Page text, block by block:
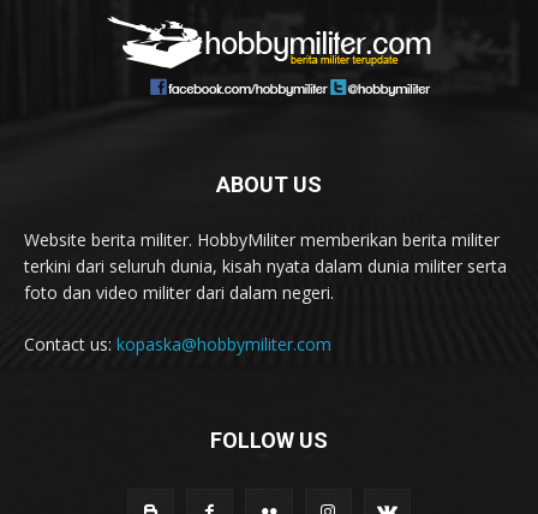
ABOUT US
Website berita militer. HobbyMiliter memberikan berita militer
terkini dari seluruh dunia, kisah nyata dalam dunia militer serta
foto dan video militer dari dalam negeri.
Contact us: kopaska@hobbymiliter.com
FOLLOW US